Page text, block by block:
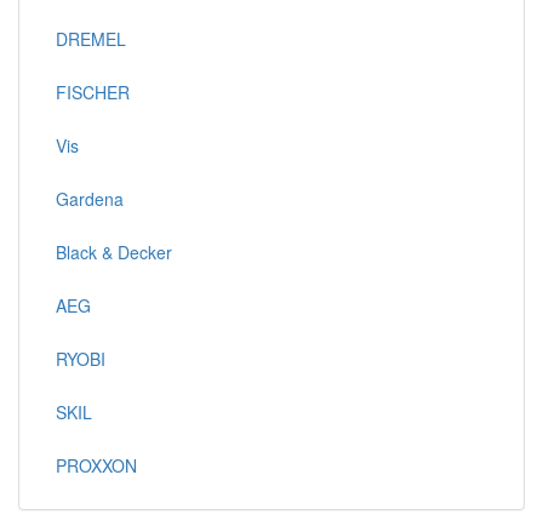
DREMEL
FISCHER
Vis
Gardena
Black & Decker
AEG
RYOBI
SKIL
PROXXON